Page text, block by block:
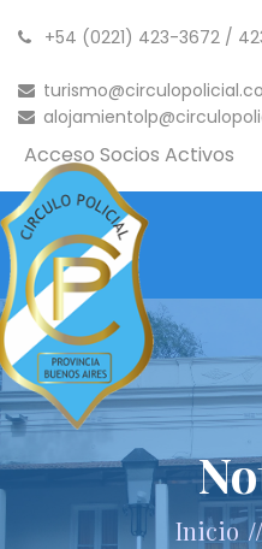
+54 (0221) 423-3672 /
Acceso Socios Activos
Inicio //